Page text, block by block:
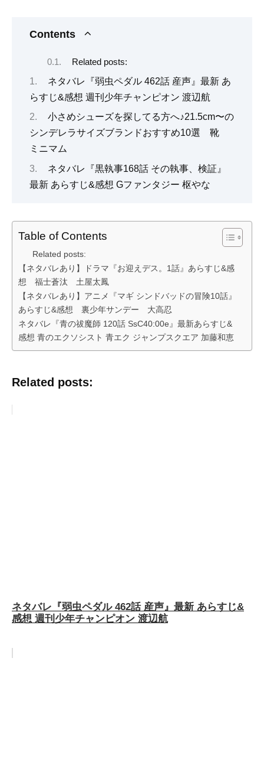
Contents
Related posts:
ネタバレ『弱虫ペダル 462話 産声』最新 あ
らすじ&感想 週刊少年チャンピオン 渡辺航
小さめシューズを探してる方へ♪21.5cm〜の
シンデレラサイズブランドおすすめ10選 靴
ミニマム
ネタバレ『黒執事168話 その執事、検証』
最新 あらすじ&感想 Gファンタジー 枢やな
Table of Contents
Related posts:
【ネタバレあり】ドラマ『お迎えデス。1話』あらすじ&感
想 福士蒼汰 土屋太鳳
【ネタバレあり】アニメ『マギ シンドバッドの冒険10話』
あらすじ&感想 裏少年サンデー 大高忍
ネタバレ『青の祓魔師 120話 SsC40:00e』最新あらすじ&
感想 青のエクソシスト 青エク ジャンプスクエア 加藤和恵
Related posts:
ネタバレ『弱虫ペダル 462話 産声』最新 あらすじ&
感想 週刊少年チャンピオン 渡辺航